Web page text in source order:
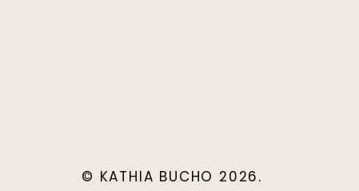
© KATHIA BUCHO 2026.